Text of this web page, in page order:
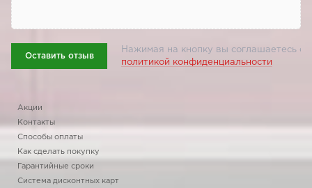
Оставить отзыв
Нажимая на кнопку вы соглашаетесь с
политикой конфиденциальности
Акции
Контакты
Способы оплаты
Как сделать покупку
Гарантийные сроки
Система дисконтных карт